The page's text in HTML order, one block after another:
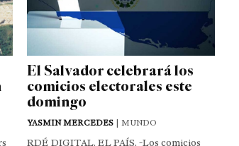
El Salvador celebrará los
comicios electorales este
domingo
YASMIN MERCEDES | MUNDO
RDÉ DIGITAL, EL PAÍS. -Los comicios